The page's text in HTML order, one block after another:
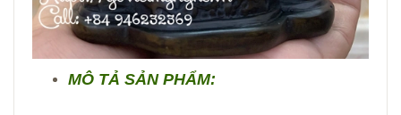
MÔ TẢ SẢN PHẨM: